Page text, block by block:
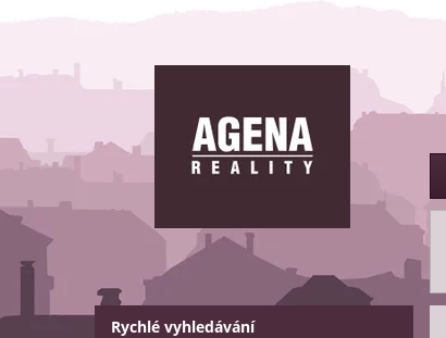
Rychlé vyhledávání